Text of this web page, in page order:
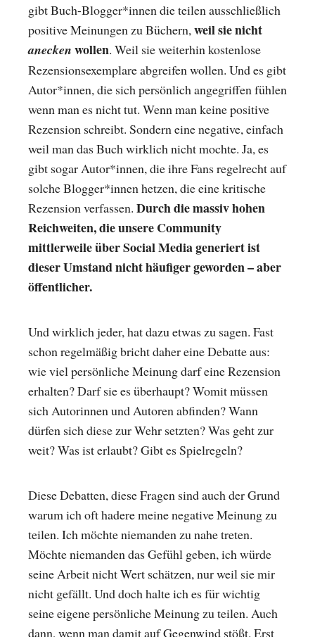
gibt Buch-Blogger*innen die teilen ausschließlich
positive Meinungen zu Büchern,weil sie nicht
anecken wollen. Weil sie weiterhin kostenlose
Rezensionsexemplare abgreifen wollen. Und es gibt
Autor*innen, die sich persönlich angegriffen fühlen
wenn man es nicht tut. Wenn man keine positive
Rezension schreibt. Sondern eine negative, einfach
weil man das Buch wirklich nicht mochte. Ja, es
gibt sogar Autor*innen, die ihre Fans regelrecht auf
solche Blogger*innen hetzen, die eine kritische
Rezension verfassen. Durch die massiv hohen
Reichweiten, die unsere Community
mittlerweile über Social Media generiert ist
dieser Umstand nicht häufiger geworden – aber
öffentlicher.
Und wirklich jeder, hat dazu etwas zu sagen. Fast
schon regelmäßig bricht daher eine Debatte aus:
wie viel persönliche Meinung darf eine Rezension
erhalten? Darf sie es überhaupt? Womit müssen
sich Autorinnen und Autoren abfinden? Wann
dürfen sich diese zur Wehr setzten? Was geht zur
weit? Was ist erlaubt? Gibt es Spielregeln?
Diese Debatten, diese Fragen sind auch der Grund
warum ich oft hadere meine negative Meinung zu
teilen. Ich möchte niemanden zu nahe treten.
Möchte niemanden das Gefühl geben, ich würde
seine Arbeit nicht Wert schätzen, nur weil sie mir
nicht gefällt. Und doch halte ich es für wichtig
seine eigene persönliche Meinung zu teilen. Auch
dann, wenn man damit auf Gegenwind stößt. Erst